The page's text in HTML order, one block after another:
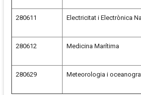
280611 Electricitat i Electrònica
280612 Medicina Marítima
280629 Meteorologia i